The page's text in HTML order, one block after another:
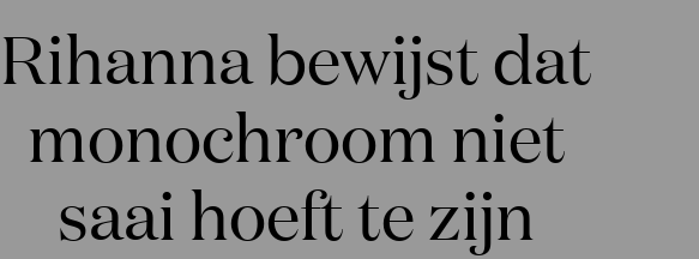
Rihanna bewijst dat
monochroom niet
saai hoeft te zijn